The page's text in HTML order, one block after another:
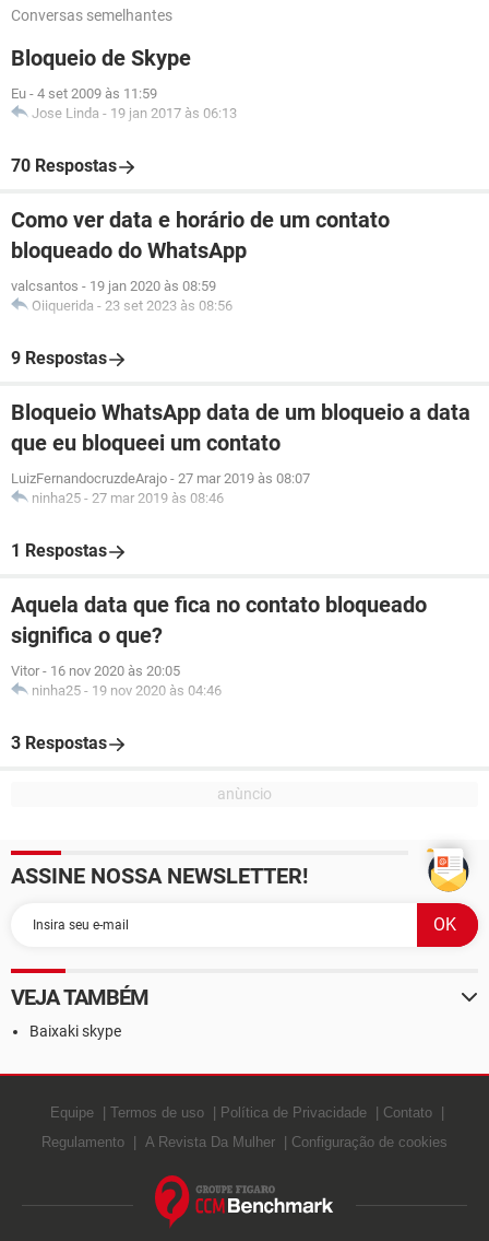
Conversas semelhantes
Bloqueio de Skype
Eu - 4 set 2009 às 11:59
Jose Linda - 19 jan 2017 às 06:13
70 Respostas
Como ver data e horário de um contato
bloqueado do WhatsApp
valcsantos - 19 jan 2020 às 08:59
Oiiquerida - 23 set 2023 às 08:56
9 Respostas
Bloqueio WhatsApp data de um bloqueio a data
que eu bloqueei um contato
LuizFernandocruzdeArajo - 27 mar 2019 às 08:07
ninha25 - 27 mar 2019 às 08:46
1 Respostas
Aquela data que fica no contato bloqueado
significa o que?
Vitor - 16 nov 2020 às 20:05
ninha25 - 19 nov 2020 às 04:46
3 Respostas
ASSINE NOSSA NEWSLETTER!
VEJA TAMBÉM
Baixaki skype
Equipe Termos de uso Política de Privacidade
Contato
Regulamento
A Revista Da Mulher Configuração de cookies